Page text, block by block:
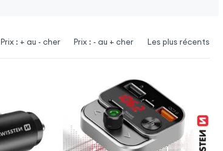
Prix : + au - cher Prix : - au + cher Les plus récents